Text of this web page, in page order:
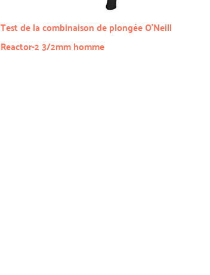
Test de la combinaison de plongée O’Neill
Reactor-2 3/2mm homme